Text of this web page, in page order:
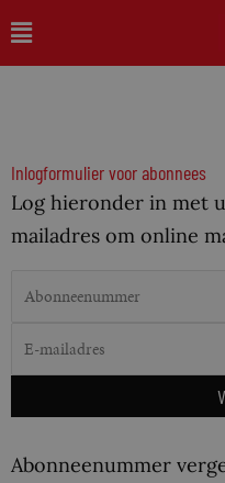
naar
Main
Menu
Inlogformulier voor abonnees
Log hieronder in met
mailadres om online
Abonneenummer